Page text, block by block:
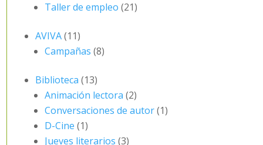
Taller de empleo (21)
AVIVA(11)
Campañas (8)
Biblioteca (13)
Animación lectora (2)
Conversaciones de autor(1)
D-Cine (1)
Jueves literarios (3)